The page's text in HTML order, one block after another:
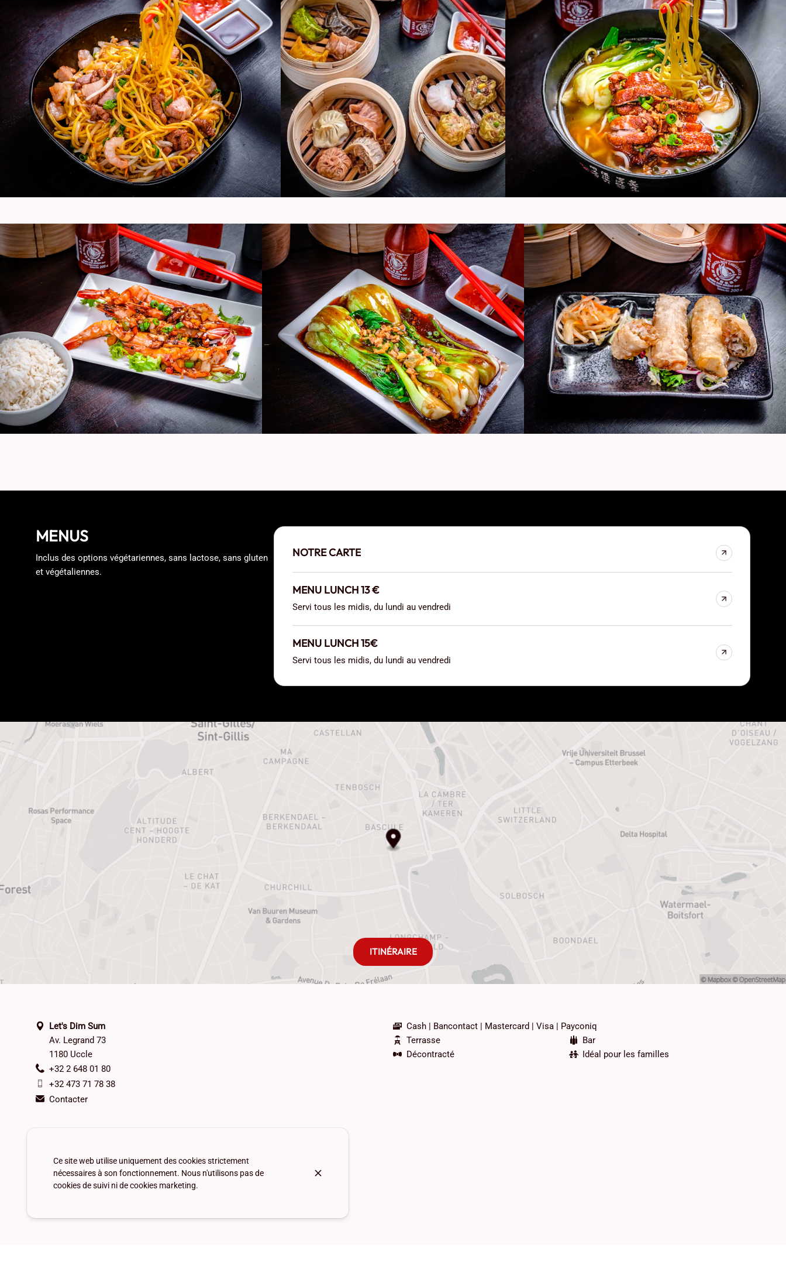
MENUS
Inclus des options végétariennes, sans lactose, sans gluten
et végétaliennes.
NOTRE CARTE
MENU LUNCH 13 €
Servi tous les midis, du lundi au vendredi
MENU LUNCH 15€
Servi tous les midis, du lundi au vendredi
ITINÉRAIRE
Let's Dim Sum
Av. Legrand 73
1180 Uccle
+32 2 648 01 80
+32 473 71 78 38
Contacter
Cash Bancontact Mastercard Visa
Payconiq
Terrasse
Bar
Décontracté
Idéal pour les familles
Ce site web utilise uniquement des cookies strictement
nécessaires à son fonctionnement. Nous n'utilisons pas de
cookies de suivi ni de cookies marketing.